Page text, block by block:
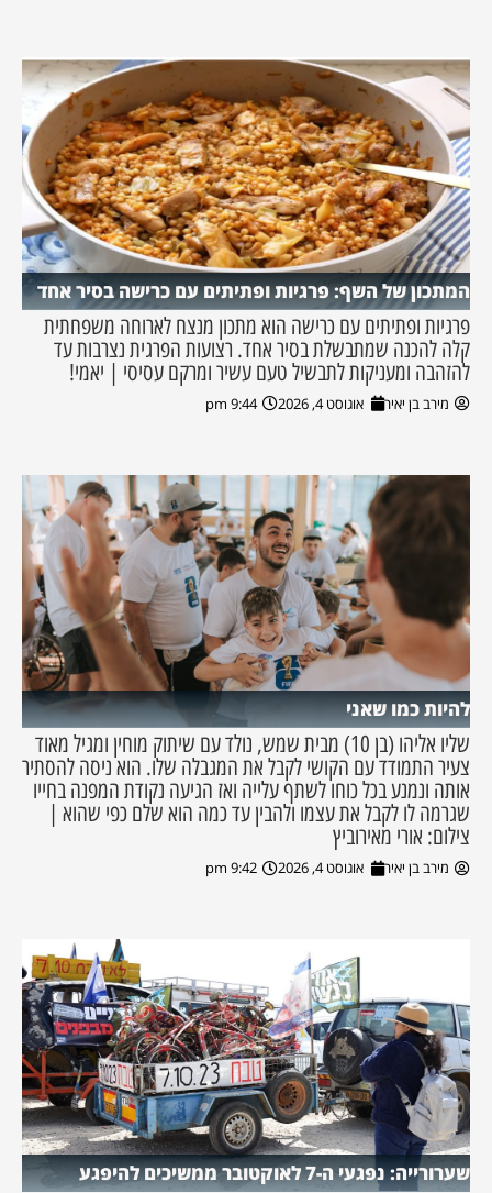
המתכון של השף: פרגיות ופתיתים עם כרישה בסיר אחד
פרגיות ופתיתים עם כרישה הוא מתכון מנצח לארוחה משפחתית
קלה להכנה שמתבשלת בסיר אחד. רצועות הפרגית נצרבות עד
להזהבה ומעניקות לתבשיל טעם עשיר ומרקם עסיסי | יאמי!
מירב בן יאיר אוגוסט 4, 2026 9:44 pm
להיות כמו שאני
שליו אליהו (בן 10) מבית שמש, נולד עם שיתוק מוחין ומגיל מאוד
צעיר התמודד עם הקושי לקבל את המגבלה שלו. הוא ניסה להסתיר
אותה ונמנע בכל כוחו לשתף עלייה ואז הגיעה נקודת המפנה בחייו
שגרמה לו לקבל את עצמו ולהבין עד כמה הוא שלם כפי שהוא |
צילום: אורי מאירוביץ
מירב בן יאיר אוגוסט 4, 2026 9:42 pm
שערורייה: נפגעי ה-7 לאוקטובר ממשיכים להיפגע